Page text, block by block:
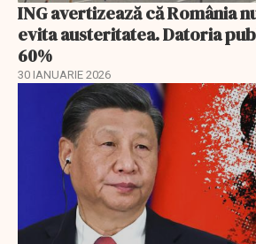
ING avertizează că România
evita austeritatea. Datoria
60%
30 IANUARIE 2026